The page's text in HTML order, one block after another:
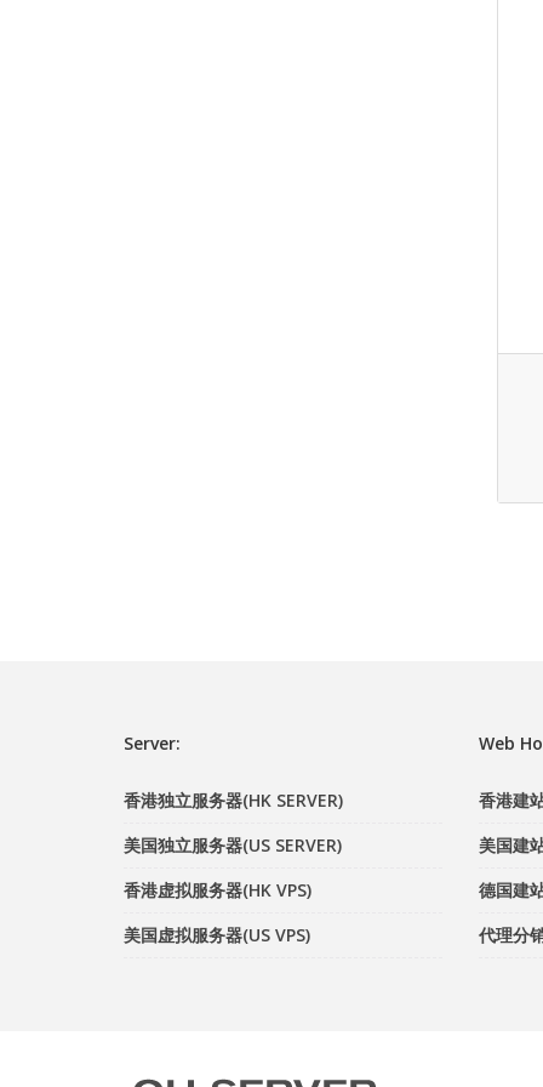
Server:
香港独立服务器(HK SERVER)
美国独立服务器(US SERVER)
香港虚拟服务器(HK VPS)
美国虚拟服务器(US VPS)
Web
香港建
美国建
德国建
代理分